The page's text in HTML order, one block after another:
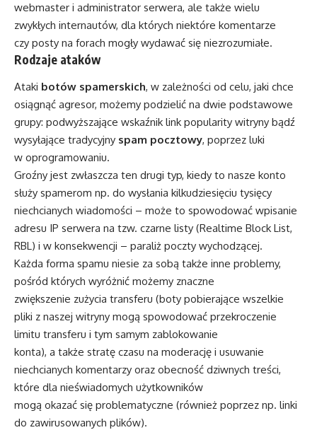
webmaster i administrator serwera, ale także wielu
zwykłych internautów, dla których niektóre komentarze
czy posty na forach mogły wydawać się niezrozumiałe.
Rodzaje ataków
Ataki botów spamerskich, w zależności od celu, jaki chce
osiągnąć agresor, możemy podzielić na dwie podstawowe
grupy: podwyższające wskaźnik link popularity witryny bądź
wysyłające tradycyjny spam pocztowy, poprzez luki
w oprogramowaniu.
Groźny jest zwłaszcza ten drugi typ, kiedy to nasze konto
służy spamerom np. do wysłania kilkudziesięciu tysięcy
niechcianych wiadomości – może to spowodować wpisanie
adresu IP serwera na tzw. czarne listy (Realtime Block List,
RBL) i w konsekwencji – paraliż poczty wychodzącej.
Każda forma spamu niesie za sobą także inne problemy,
pośród których wyróżnić możemy znaczne
zwiększenie zużycia transferu (boty pobierające wszelkie
pliki z naszej witryny mogą spowodować przekroczenie
limitu transferu i tym samym zablokowanie
konta), a także stratę czasu na moderację i usuwanie
niechcianych komentarzy oraz obecność dziwnych treści,
które dla nieświadomych użytkowników
mogą okazać się problematyczne (również poprzez np. linki
do zawirusowanych plików).